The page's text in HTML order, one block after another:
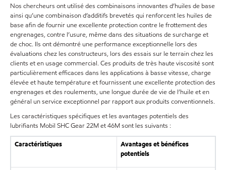
Nos chercheurs ont utilisé des combinaisons innovantes d’huiles de base
ainsi qu’une combinaison d’additifs brevetés qui renforcent les huiles de
base afin de fournir une excellente protection contre le frottement des
engrenages, contre l’usure, même dans des situations de surcharge et
de choc. Ils ont démontré une performance exceptionnelle lors des
évaluations chez les constructeurs, lors des essais sur le terrain chez les
clients et en usage commercial. Ces produits de très haute viscosité sont
particulièrement efficaces dans les applications à basse vitesse, charge
élevée et haute température et fournissent une excellente protection des
engrenages et des roulements, une longue durée de vie de l’huile et en
général un service exceptionnel par rapport aux produits conventionnels.
Les caractéristiques spécifiques et les avantages potentiels des
lubrifiants Mobil SHC Gear 22M et 46M sont les suivants :
Caractéristiques
Avantages et bénéfices
potentiels